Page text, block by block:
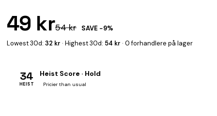
49 kr54 kr
SAVE −9%
Lowest 30d: 32 kr · Highest 30d: 54 kr · 0 forhandlere på lager
34
HEIST
Heist Score · Hold
Pricier than usual